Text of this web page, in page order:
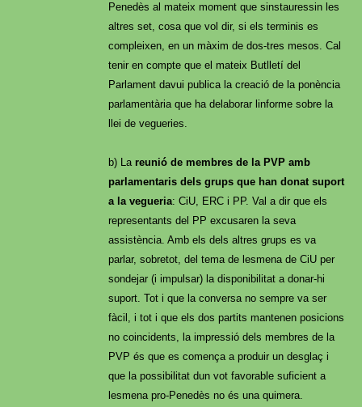
Penedès al mateix moment que sinstauressin les
altres set, cosa que vol dir, si els terminis es
compleixen, en un màxim de dos-tres mesos. Cal
tenir en compte que el mateix Butlletí del
Parlament davui publica la creació de la ponència
parlamentària que ha delaborar linforme sobre la
llei de vegueries.
b) Lareunió de membres de la PVP amb
parlamentaris dels grups que han donat suport
a la vegueria: CiU, ERC i PP. Val a dir que els
representants del PP excusaren la seva
assistència. Amb els dels altres grups es va
parlar, sobretot, del tema de lesmena de CiU per
sondejar (i impulsar) la disponibilitat a donar-hi
suport. Tot i que la conversa no sempre va ser
fàcil, i tot i que els dos partits mantenen posicions
no coincidents, la impressió dels membres de la
PVP és que es comença a produir un desglaç i
que la possibilitat dun vot favorable suficient a
lesmena pro-Penedès no és una quimera.